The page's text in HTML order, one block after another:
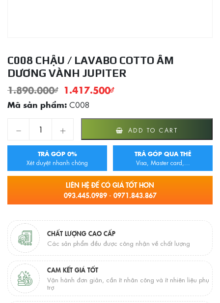
C008 CHẬU / LAVABO COTTO ÂM
DƯƠNG VÀNH JUPITER
1.890.000₫ 1.417.500₫
Mã sản phẩm: C008
C008 Chậu / Lavabo Cotto âm dương vành JUPITER quantity
ADD TO CART
TRẢ GÓP 0%
Xét duyệt nhanh chóng
TRẢ GÓP QUA THẺ
Visa, Master card,...
LIÊN HỆ ĐỂ CÓ GIÁ TỐT HƠN
093.445.0989 - 0971.843.867
CHẤT LƯỢNG CAO CẤP
Các sản phẩm đều được công nhận về chất lượng
CAM KẾT GIÁ TỐT
Vận hành đơn giản, cần ít nhân công và ít nhiên liệu phụ
trợ